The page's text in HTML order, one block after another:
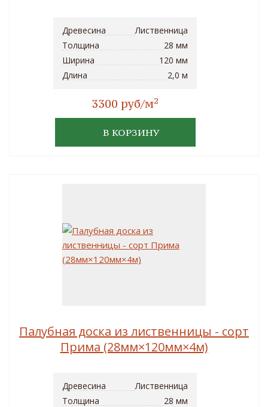
Древесина
Лиственница
Толщина
28 мм
Ширина
120 мм
Длина
2,0 м
3300 руб/м2
В КОРЗИНУ
Палубная доска из лиственницы - сорт
Прима (28мм×120мм×4м)
Древесина
Лиственница
Толщина
28 мм